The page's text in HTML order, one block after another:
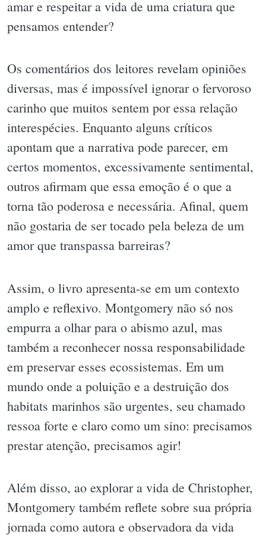
amar e respeitar a vida de uma criatura que
pensamos entender?
Os comentários dos leitores revelam opiniões
diversas, mas é impossível ignorar o fervoroso
carinho que muitos sentem por essa relação
interespécies. Enquanto alguns críticos
apontam que a narrativa pode parecer, em
certos momentos, excessivamente sentimental,
outros afirmam que essa emoção é o que a
torna tão poderosa e necessária. Afinal, quem
não gostaria de ser tocado pela beleza de um
amor que transpassa barreiras?
Assim, o livro apresenta-se em um contexto
amplo e reflexivo. Montgomery não só nos
empurra a olhar para o abismo azul, mas
também a reconhecer nossa responsabilidade
em preservar esses ecossistemas. Em um
mundo onde a poluição e a destruição dos
habitats marinhos são urgentes, seu chamado
ressoa forte e claro como um sino: precisamos
prestar atenção, precisamos agir!
Além disso, ao explorar a vida de Christopher,
Montgomery também reflete sobre sua própria
jornada como autora e observadora da vida